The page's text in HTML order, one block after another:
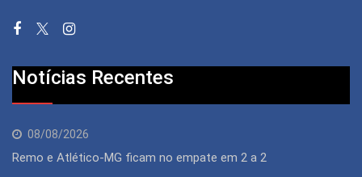
Notícias Recentes
08/08/2026
Remo e Atlético-MG ficam no empate em 2 a 2